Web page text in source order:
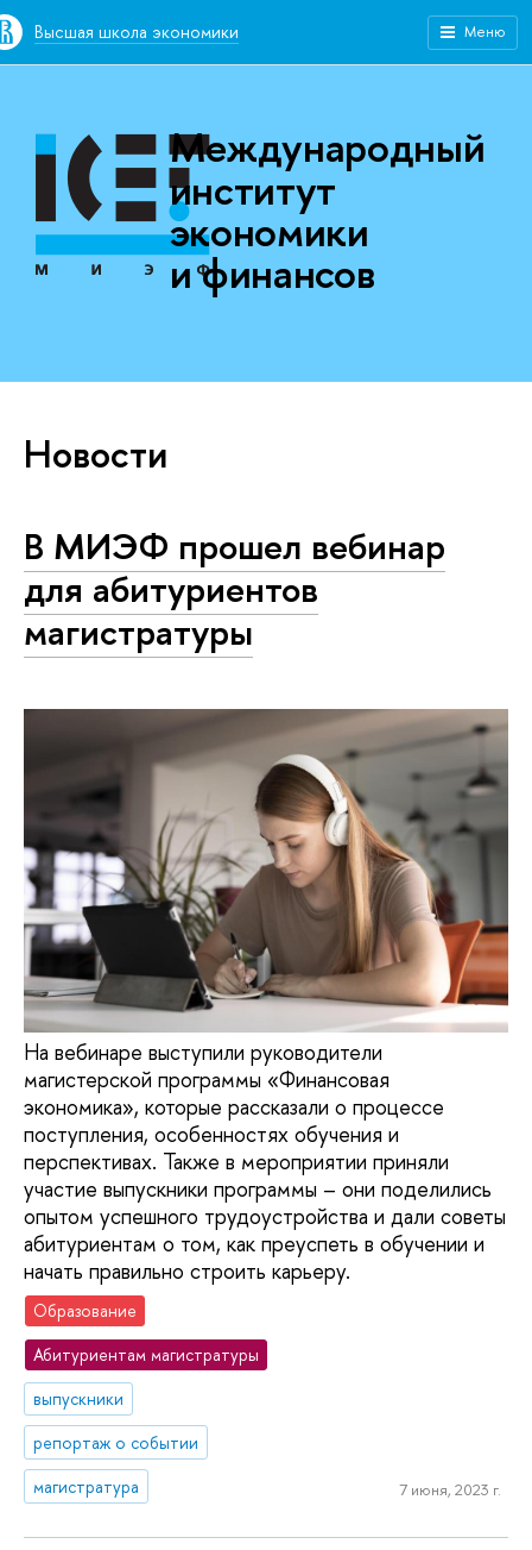
Высшая школа экономики Меню
Международный
институт
экономики
и финансов
Новости
В МИЭФ прошел вебинар
для абитуриентов
магистратуры
На вебинаре выступили руководители
магистерской программы «Финансовая
экономика», которые рассказали о процессе
поступления, особенностях обучения и
перспективах. Также в мероприятии приняли
участие выпускники программы – они поделились
опытом успешного трудоустройства и дали советы
абитуриентам о том, как преуспеть в обучении и
начать правильно строить карьеру.
Образование
Абитуриентам магистратуры
выпускники
репортаж о событии
магистратура
7 июня, 2023 г.